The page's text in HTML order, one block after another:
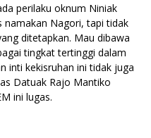
perilaku oknum Niniak
namakan Nagori, tapi tidak
ditetapkan. Mau dibawa
tingkat tertinggi dalam
inti kekisruhan ini tidak juga
Datuak Rajo Mantiko
ini lugas.